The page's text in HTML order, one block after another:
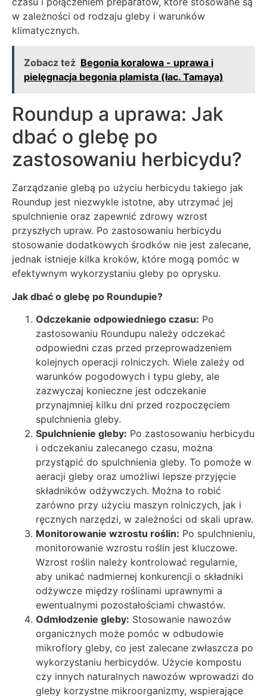
w zależności od rodzaju gleby i warunków
klimatycznych.
Zobacz też Begonia koralowa - uprawa i
pielęgnacja begonia plamista (łac. Tamaya)
Roundup a uprawa: Jak
dbać o glebę po
zastosowaniu herbicydu?
Zarządzanie glebą po użyciu herbicydu takiego jak
Roundup jest niezwykle istotne, aby utrzymać jej
spulchnienie oraz zapewnić zdrowy wzrost
przyszłych upraw. Po zastosowaniu herbicydu
stosowanie dodatkowych środków nie jest zalecane,
jednak istnieje kilka kroków, które mogą pomóc w
efektywnym wykorzystaniu gleby po oprysku.
Jak dbać o glebę po Roundupie?
Odczekanie odpowiedniego czasu: Po
zastosowaniu Roundupu należy odczekać
odpowiedni czas przed przeprowadzeniem
kolejnych operacji rolniczych. Wiele zależy od
warunków pogodowych i typu gleby, ale
zazwyczaj konieczne jest odczekanie
przynajmniej kilku dni przed rozpoczęciem
spulchnienia gleby.
Spulchnienie gleby: Po zastosowaniu herbicydu
i odczekaniu zalecanego czasu, można
przystąpić do spulchnienia gleby. To pomoże w
aeracji gleby oraz umożliwi lepsze przyjęcie
składników odżywczych. Można to robić
zarówno przy użyciu maszyn rolniczych, jak i
ręcznych narzędzi, w zależności od skali upraw.
Monitorowanie wzrostu roślin: Po spulchnieniu,
monitorowanie wzrostu roślin jest kluczowe.
Wzrost roślin należy kontrolować regularnie,
aby unikać nadmiernej konkurencji o składniki
odżywcze między roślinami uprawnymi a
ewentualnymi pozostałościami chwastów.
Odmłodzenie gleby: Stosowanie nawozów
organicznych może pomóc w odbudowie
mikroflory gleby, co jest zalecane zwłaszcza po
wykorzystaniu herbicydów. Użycie kompostu
czy innych naturalnych nawozów wprowadzi do
gleby korzystne mikroorganizmy, wspierające